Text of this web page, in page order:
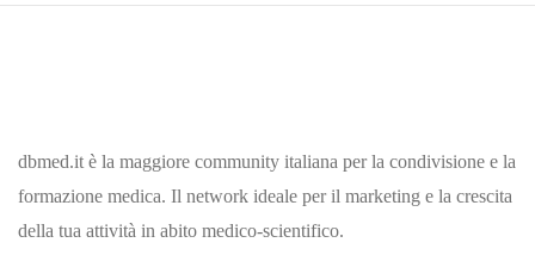
dbmed.it è la maggiore community italiana per la condivisione e la
formazione medica. Il network ideale per il marketing e la crescita
della tua attività in abito medico-scientifico.